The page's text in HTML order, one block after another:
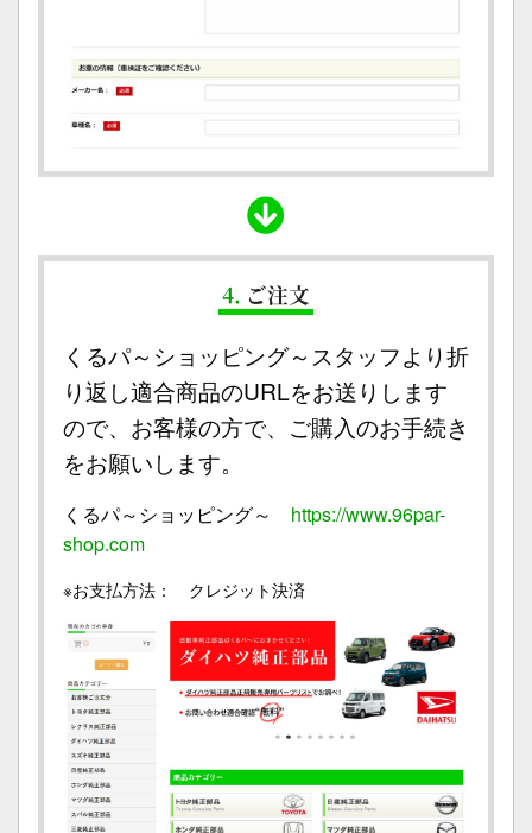
4. ご注文
くるパ～ショッピング～スタッフより折
り返し適合商品のURLをお送りします
ので、お客様の方で、ご購入のお手続き
をお願いします。
くるパ～ショッピング～ https://www.96par-
shop.com
※お支払方法： クレジット決済